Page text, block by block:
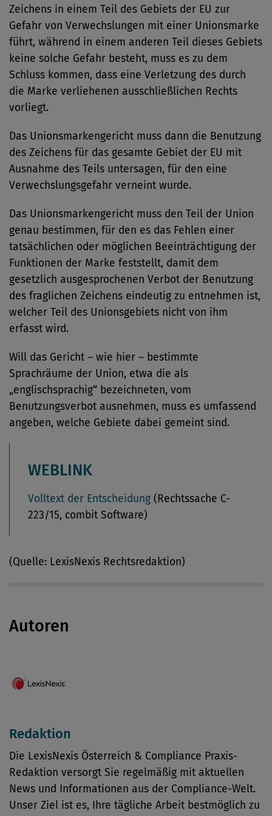
Zeichens in einem Teil des Gebiets der EU zur
Gefahr von Verwechslungen mit einer Unionsmarke
führt, während in einem anderen Teil dieses Gebiets
keine solche Gefahr besteht, muss es zu dem
Schluss kommen, dass eine Verletzung des durch
die Marke verliehenen ausschließlichen Rechts
vorliegt.
Das Unionsmarkengericht muss dann die Benutzung
des Zeichens für das gesamte Gebiet der EU mit
Ausnahme des Teils untersagen, für den eine
Verwechslungsgefahr verneint wurde.
Das Unionsmarkengericht muss den Teil der Union
genau bestimmen, für den es das Fehlen einer
tatsächlichen oder möglichen Beeinträchtigung der
Funktionen der Marke feststellt, damit dem
gesetzlich ausgesprochenen Verbot der Benutzung
des fraglichen Zeichens eindeutig zu entnehmen ist,
welcher Teil des Unionsgebiets nicht von ihm
erfasst wird.
Will das Gericht – wie hier – bestimmte
Sprachräume der Union, etwa die als
„englischsprachig“ bezeichneten, vom
Benutzungsverbot ausnehmen, muss es umfassend
angeben, welche Gebiete dabei gemeint sind.
WEBLINK
Volltext der Entscheidung (Rechtssache C-
223/15, combit Software)
(Quelle: LexisNexis Rechtsredaktion)
Autoren
Redaktion
Die LexisNexis Österreich & Compliance Praxis-
Redaktion versorgt Sie regelmäßig mit aktuellen
News und Informationen aus der Compliance-Welt.
Unser Ziel ist es, Ihre tägliche Arbeit bestmöglich zu